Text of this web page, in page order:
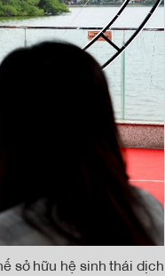
sở hữu hệ sinh thái dịch